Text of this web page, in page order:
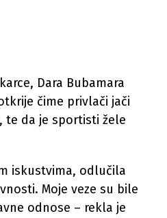
Dara Bubamara
čime privlači jači
te da je sportisti žele
iskustvima, odlučila
Moje veze su bile
odnose – rekla je